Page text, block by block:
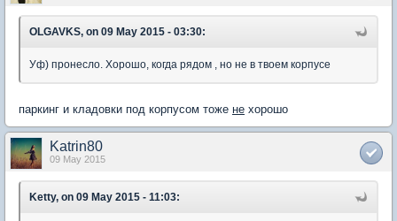
OLGAVKS, on 09 May 2015 - 03:30:
Уф) пронесло. Хорошо, когда рядом , но не в твоем корпусе
паркинг и кладовки под корпусом тоже не хорошо
Katrin80
09 May 2015
Ketty, on 09 May 2015 - 11:03: